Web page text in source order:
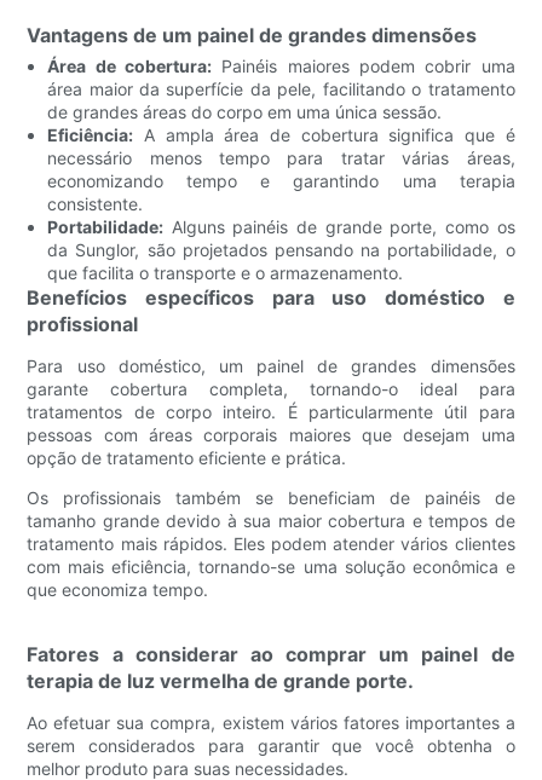
Vantagens de um painel de grandes dimensões
Área de cobertura:Painéis maiores podem cobrir uma
área maior da superfície da pele, facilitando o tratamento
de grandes áreas do corpo em uma única sessão.
Eficiência: A ampla área de cobertura significa que é
necessário menos tempo para tratar várias áreas,
economizando tempo e garantindo uma terapia
consistente.
Portabilidade: Alguns painéis de grande porte, como os
da Sunglor, são projetados pensando na portabilidade, o
que facilita o transporte e o armazenamento.
Benefícios específicos para uso doméstico e
profissional
Para uso doméstico, um painel de grandes dimensões
garante cobertura completa, tornando-o ideal para
tratamentos de corpo inteiro. É particularmente útil para
pessoas com áreas corporais maiores que desejam uma
opção de tratamento eficiente e prática.
Os profissionais também se beneficiam de painéis de
tamanho grande devido à sua maior cobertura e tempos de
tratamento mais rápidos. Eles podem atender vários clientes
com mais eficiência, tornando-se uma solução econômica e
que economiza tempo.
Fatores a considerar ao comprar um painel de
terapia de luz vermelha de grande porte.
Ao efetuar sua compra, existem vários fatores importantes a
serem considerados para garantir que você obtenha o
melhor produto para suas necessidades.